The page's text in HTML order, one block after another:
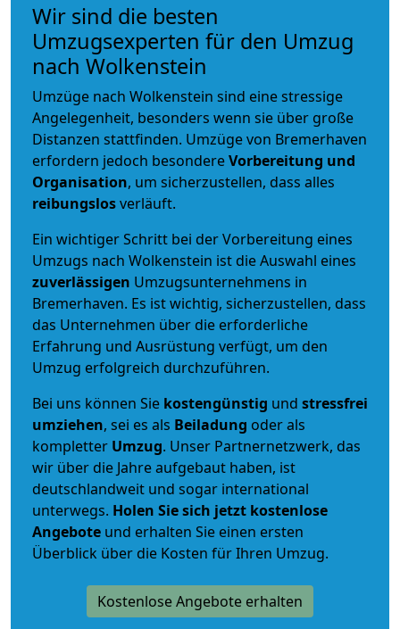
Wir sind die besten
Umzugsexperten für den Umzug
nach Wolkenstein
Umzüge nach Wolkenstein sind eine stressige
Angelegenheit, besonders wenn sie über große
Distanzen stattfinden. Umzüge von Bremerhaven
erfordern jedoch besondereVorbereitung und
Organisation, um sicherzustellen, dass alles
reibungslosverläuft.
Ein wichtiger Schritt bei der Vorbereitung eines
Umzugs nach Wolkenstein ist die Auswahl eines
zuverlässigen Umzugsunternehmens in
Bremerhaven. Es ist wichtig, sicherzustellen, dass
das Unternehmen über die erforderliche
Erfahrung und Ausrüstung verfügt, um den
Umzug erfolgreich durchzuführen.
Bei uns können Sie kostengünstig und stressfrei
umziehen, sei es als Beiladung oder als
kompletter Umzug. Unser Partnernetzwerk, das
wir über die Jahre aufgebaut haben, ist
deutschlandweit und sogar international
unterwegs. Holen Sie sich jetzt kostenlose
Angebote und erhalten Sie einen ersten
Überblick über die Kosten für Ihren Umzug.
Kostenlose Angebote erhalten